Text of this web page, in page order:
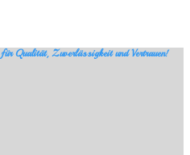
Qualität, Zuverlässigkeit und Vertrauen!